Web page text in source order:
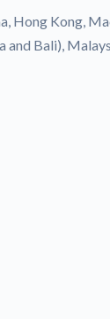
Hong Kong,
and Bali),